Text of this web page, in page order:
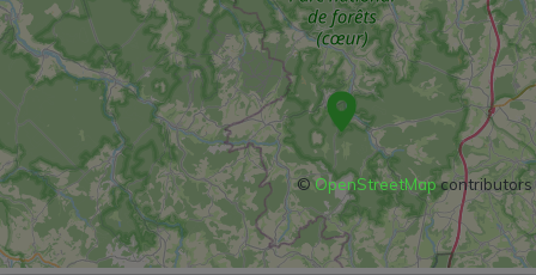
©OpenStreetMapcontributors